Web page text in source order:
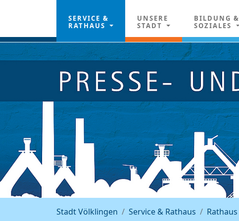
SERVICE &
RATHAUS
UNSERE
STADT
BILDUNG &
SOZIALES
Stadt Völklingen Service & Rathaus Rathaus